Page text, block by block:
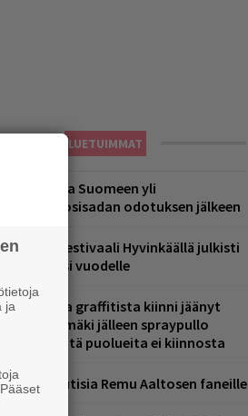
LUETUIMMAT
palaa Suomeen yli
odotuksen jälkeen
Hyvinkäällä julkisti
ensi vuodelle
graffitista kiinni jäänyt
Arhinmäki jälleen spraypullo
– näitä puolueita ei kiinnosta
uutisia Remu Aaltosen faneille
ja